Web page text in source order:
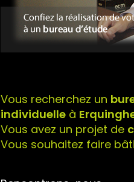
Vous recherchez un
individuelle à
Vous avez un projet de
Vous souhaitez faire